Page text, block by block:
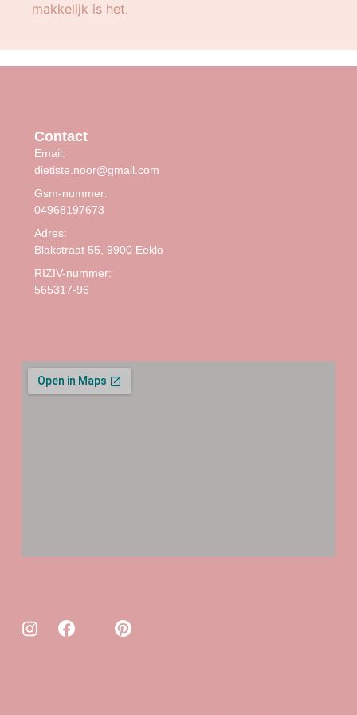
makkelijk is het.
Contact
Email:
dietiste.noor@gmail.com
Gsm-nummer:
04968197673
Adres:
Blakstraat 55, 9900 Eeklo
RIZIV-nummer:
565317-96